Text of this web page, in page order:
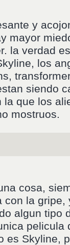
y
mayor
la verdad
los
siendo
la que los
mostruos.
cosa,
con la
algun tipo
pelicula
es Skyline,